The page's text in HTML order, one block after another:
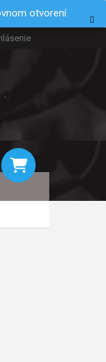
otvorení
KOŠÍK